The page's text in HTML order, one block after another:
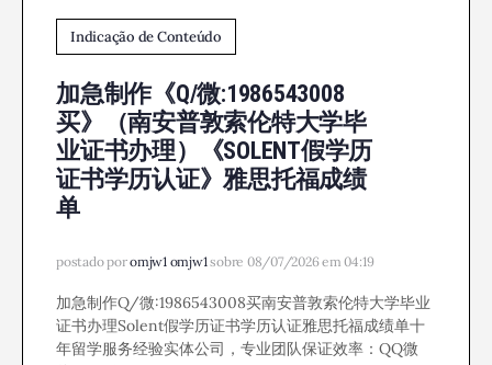
Indicação de Conteúdo
加急制作《Q/微:1986543008
买》（南安普敦索伦特大学毕
业证书办理）《SOLENT假学历
证书学历认证》雅思托福成绩
单
postado poromjw1 omjw1sobre 08/07/2026 em 04:19
加急制作Q/微:1986543008买南安普敦索伦特大学毕业
证书办理Solent假学历证书学历认证雅思托福成绩单十
年留学服务经验实体公司，专业团队保证效率：QQ微